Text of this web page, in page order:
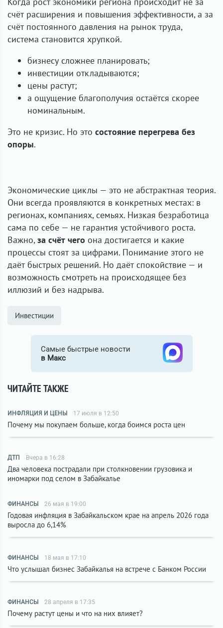
счёт расширения и повышения эффективности, а за
счёт постоянного давления на рынок труда,
система становится хрупкой.
бизнесу сложнее планировать;
инвестиции откладываются;
цены растут;
а ощущение благополучия остаётся скорее
номинальным.
Это не кризис. Но это состояние перегрева без
опоры.
Экономические циклы — это не абстрактная теория.
Они всегда проявляются в конкретных местах: в
регионах, компаниях, семьях. Низкая безработица
сама по себе — не гарантия устойчивого роста.
Важно,за счёт чего она достигается и какие
процессы стоят за цифрами. Понимание этого не
даёт быстрых решений. Но даёт спокойствие — и
возможность смотреть на происходящее без
иллюзий и без надрыва.
Инвестиции
Самые быстрые новости
в Макс
ЧИТАЙТЕ ТАКЖЕ
ИНФЛЯЦИЯ И ЦЕНЫ 17 июля в 12:50
Почему мы покупаем больше, когда боимся роста цен
ДТП Вчера в 16:28
Два человека пострадали при столкновении грузовика и
иномарки под селом в Забайкалье
ФИНАНСЫ 26 мая в 19:00
Годовая инфляция в Забайкальском крае на апрель 2026 года
выросла до 6,14%
ФИНАНСЫ 18 мая в 17:10
Что услышал бизнес Забайкалья на встрече с Банком России
ФИНАНСЫ 28 апреля в 17:35
Почему растут цены и что на них влияет?